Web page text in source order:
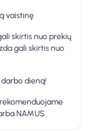
vaistinę
skirtis nuo prekių
gali skirtis nuo
darbo dieną!
NAMUS